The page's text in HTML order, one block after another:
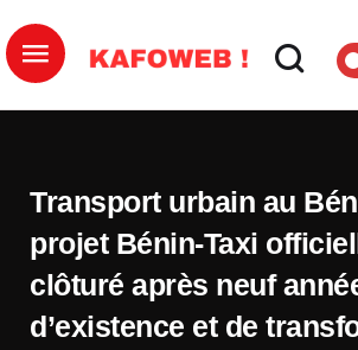
Transport urbain au
projet Bénin-Taxi
clôturé après neuf
d’existence et de